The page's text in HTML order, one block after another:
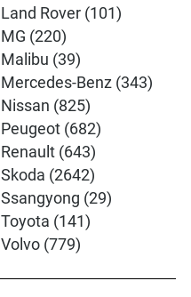
Land Rover (101)
MG (220)
Malibu (39)
Mercedes-Benz (343)
Nissan (825)
Peugeot (682)
Renault (643)
Skoda (2642)
Ssangyong (29)
Toyota (141)
Volvo (779)